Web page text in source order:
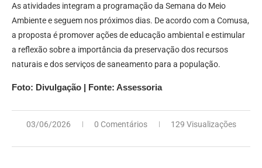
As atividades integram a programação da Semana do Meio
Ambiente e seguem nos próximos dias. De acordo com a Comusa,
a proposta é promover ações de educação ambiental e estimular
a reflexão sobre a importância da preservação dos recursos
naturais e dos serviços de saneamento para a população.
Foto: Divulgação | Fonte: Assessoria
03/06/2026 0 Comentários 129 Visualizações